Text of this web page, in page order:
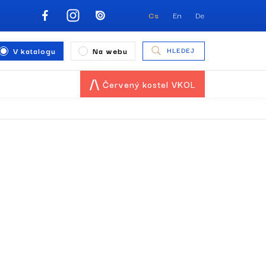
Cs En De
V katalogu Na webu HLEDEJ
Červený kostel VKOL